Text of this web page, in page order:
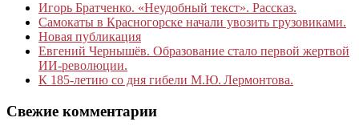
Игорь Братченко. «Неудобный текст». Рассказ.
Самокаты в Красногорске начали увозить грузовиками.
Новая публикация
Евгений Чернышёв. Образование стало первой жертвой
ИИ-революции.
К 185‑летию со дня гибели М.Ю. Лермонтова.
Свежие комментарии